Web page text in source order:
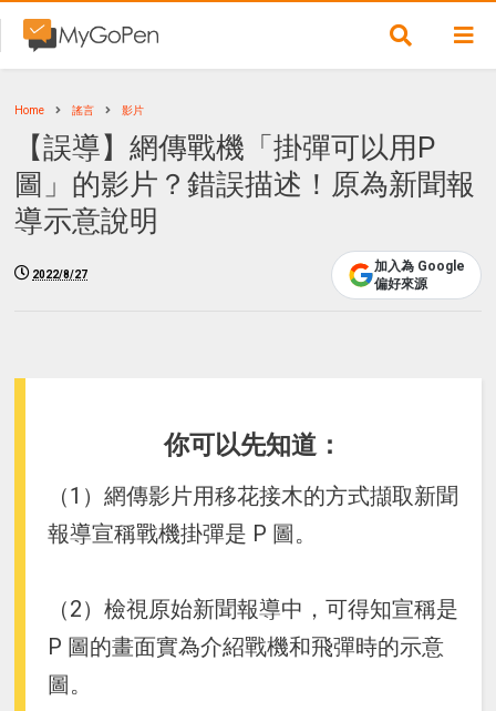
Home 謠言 影片
【誤導】網傳戰機「掛彈可以用P
圖」的影片？錯誤描述！原為新聞報
導示意說明
2022/8/27
加入為 Google
偏好來源
你可以先知道：
（1）網傳影片用移花接木的方式擷取新聞
報導宣稱戰機掛彈是 P 圖。
（2）檢視原始新聞報導中，可得知宣稱是
P 圖的畫面實為介紹戰機和飛彈時的示意
圖。